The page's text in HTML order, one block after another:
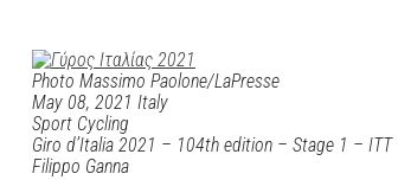
Photo Massimo Paolone/LaPresse
May 08, 2021 Italy
Sport Cycling
Giro d’Italia 2021 – 104th edition – Stage 1 –
Filippo Ganna